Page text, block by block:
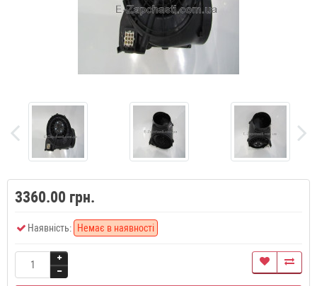
3360.00 грн.
Наявність: Немає в наявності